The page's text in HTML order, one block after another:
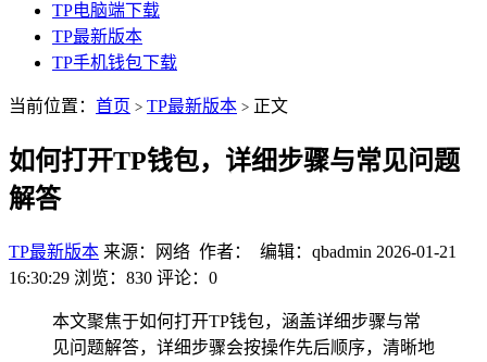
TP电脑端下载
TP最新版本
TP手机钱包下载
当前位置： 首页 > TP最新版本 > 正文
如何打开TP钱包，详细步骤与常见问题
解答
TP最新版本 来源：网络 作者： 编辑：qbadmin 2026-01-21
16:30:29 浏览：830 评论：0
本文聚焦于如何打开TP钱包，涵盖详细步骤与常
见问题解答，详细步骤会按操作先后顺序，清晰地